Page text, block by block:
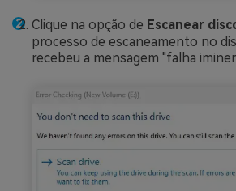
Clique na opção de Escanear
processo de escaneamento no
recebeu a mensagem "falha